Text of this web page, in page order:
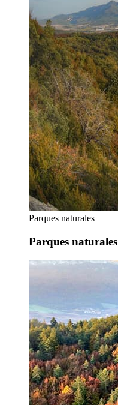
Parques naturales
Parques naturales